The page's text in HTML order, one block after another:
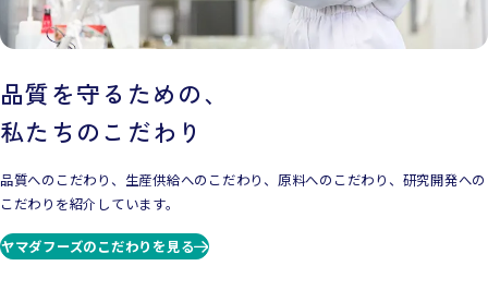
品質を守るための、
私たちのこだわり
品質へのこだわり、生産供給へのこだわり、原料へのこだわり、研究開発への
こだわりを紹介しています。
ヤマダフーズのこだわりを見る